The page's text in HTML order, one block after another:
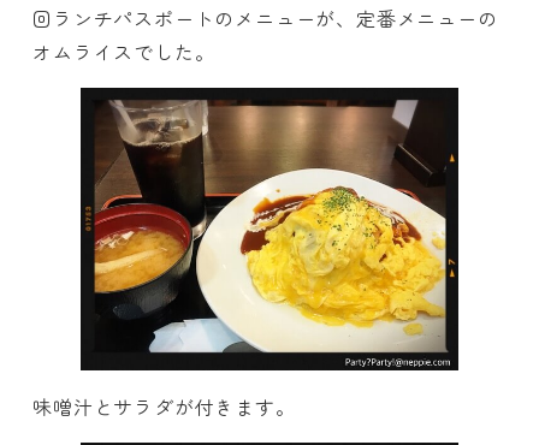
回ランチパスポートのメニューが、定番メニューの
オムライスでした。
味噌汁とサラダが付きます。